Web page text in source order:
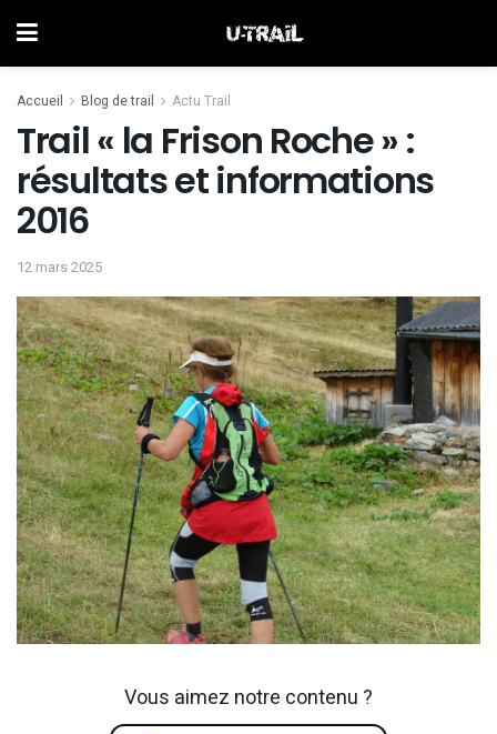
Accueil Blog de trail Actu Trail
Trail « la Frison Roche » :
résultats et informations
2016
12 mars 2025
Vous aimez notre contenu ?